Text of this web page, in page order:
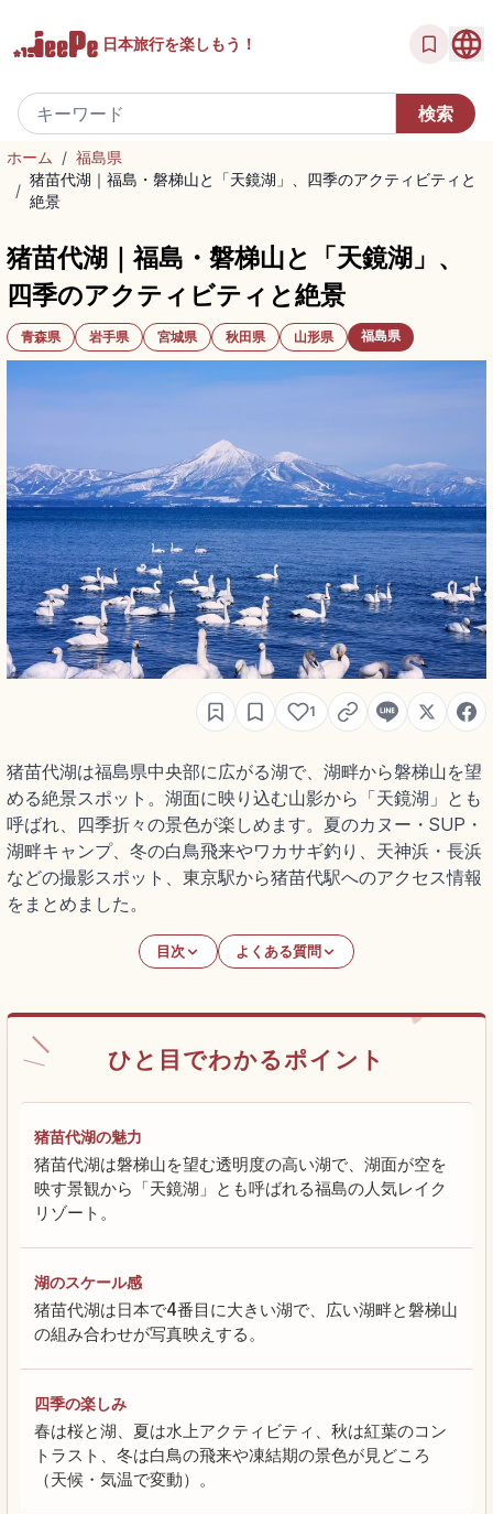
日本旅行を楽しもう！
ホーム / 福島県
/
猪苗代湖｜福島・磐梯山と「天鏡湖」、四季のアクティビティと
絶景
猪苗代湖｜福島・磐梯山と「天鏡湖」、
四季のアクティビティと絶景
青森県 岩手県 宮城県 秋田県 山形県 福島県
1
猪苗代湖は福島県中央部に広がる湖で、湖畔から磐梯山を望
める絶景スポット。湖面に映り込む山影から「天鏡湖」とも
呼ばれ、四季折々の景色が楽しめます。夏のカヌー・SUP・
湖畔キャンプ、冬の白鳥飛来やワカサギ釣り、天神浜・長浜
などの撮影スポット、東京駅から猪苗代駅へのアクセス情報
をまとめました。
目次 よくある質問
ひと目でわかるポイント
猪苗代湖の魅力
猪苗代湖は磐梯山を望む透明度の高い湖で、湖面が空を
映す景観から「天鏡湖」とも呼ばれる福島の人気レイク
リゾート。
湖のスケール感
猪苗代湖は日本で4番目に大きい湖で、広い湖畔と磐梯山
の組み合わせが写真映えする。
四季の楽しみ
春は桜と湖、夏は水上アクティビティ、秋は紅葉のコン
トラスト、冬は白鳥の飛来や凍結期の景色が見どころ
（天候・気温で変動）。